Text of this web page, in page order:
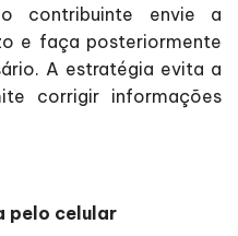
contribuinte envie a
e faça posteriormente
A estratégia evita a
corrigir informações
pelo celular